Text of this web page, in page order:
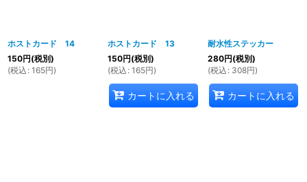
ホストカード 14
150円(税別)
(税込 : 165円)
ホストカード 13
150円(税別)
(税込 : 165円)
カートに入れる
耐水性ステッカー
280円(税別)
(税込 : 308円)
カートに入れる